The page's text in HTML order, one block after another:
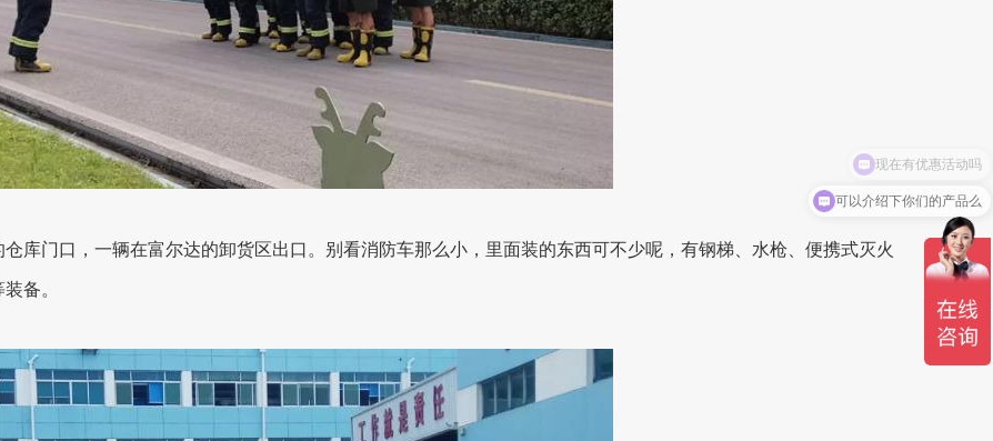
库门口，一辆在富尔达的卸货区出口。别看消防车那么小，里面装的东西可不少呢，有钢梯、水枪、便携式灭火
备。
可以介绍下你们的产品么